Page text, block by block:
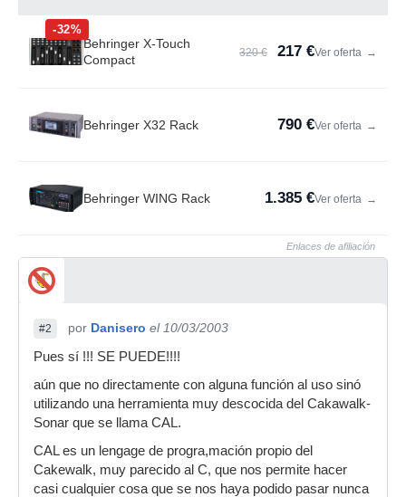
-32%
Behringer X-Touch
Compact
320 € 217 €Ver oferta →
Behringer X32 Rack 790 €Ver oferta →
Behringer WING Rack 1.385 €Ver oferta →
Enlaces de afiliación
#2 por Danisero el 10/03/2003
Pues sí !!! SE PUEDE!!!!
aún que no directamente con alguna función al uso sinó
utilizando una herramienta muy descocida del Cakawalk-
Sonar que se llama CAL.
CAL es un lengage de progra,mación propio del
Cakewalk, muy parecido al C, que nos permite hacer
casi cualquier cosa que se nos haya podido pasar nunca